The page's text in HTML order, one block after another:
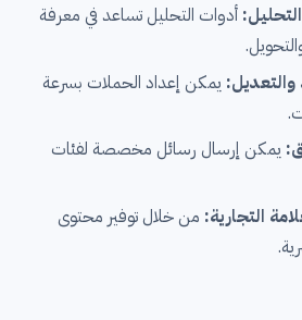
أدوات التحليل تساعد في معرفة
يمكن إعداد الحملات بسرعة
يمكن إرسال رسائل مخصصة لفئات
التجارية: من خلال توفير محتوى